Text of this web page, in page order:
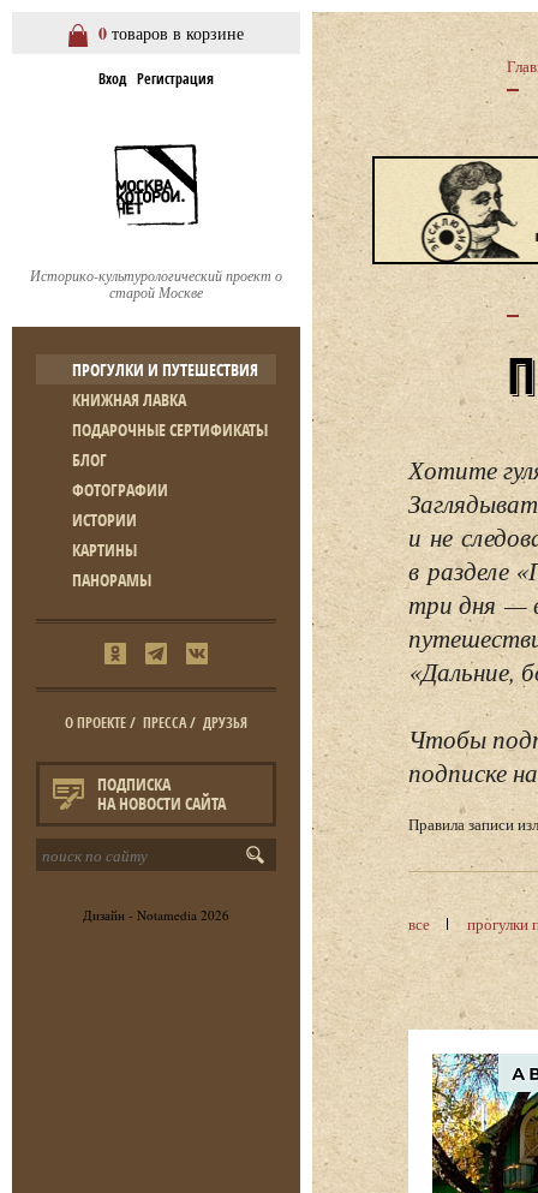
0 товаров в корзине
Вход Регистрация
Историко-культурологический проект о
старой Москве
ПРОГУЛКИ И ПУТЕШЕСТВИЯ
КНИЖНАЯ ЛАВКА
ПОДАРОЧНЫЕ СЕРТИФИКАТЫ
БЛОГ
ФОТОГРАФИИ
ИСТОРИИ
КАРТИНЫ
ПАНОРАМЫ
О ПРОЕКТЕ/ ПРЕССА/ ДРУЗЬЯ
ПОДПИСКА
НА НОВОСТИ САЙТА
Дизайн - Notamedia 2026
Хотите
и не
в разделе
три дня —
«Дальние,
Чтобы
подписке
Правила записи
все прогулки